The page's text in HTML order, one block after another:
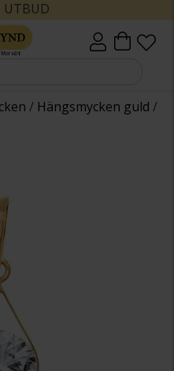
UTBUD
/ Hängsmycken guld /